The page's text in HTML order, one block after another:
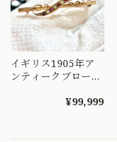
イギリス1905年ア
ンティークブロー
¥99,999